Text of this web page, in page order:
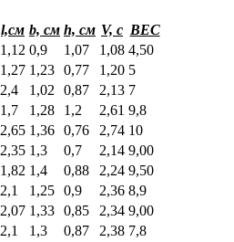
l,см b, см h, см V, с ВЕС
1,12 0,9 1,07 1,08 4,50
1,27 1,23 0,77 1,20 5
2,4 1,02 0,87 2,13 7
1,7 1,28 1,2 2,61 9,8
2,65 1,36 0,76 2,74 10
2,35 1,3 0,7 2,14 9,00
1,82 1,4 0,88 2,24 9,50
2,1 1,25 0,9 2,36 8,9
2,07 1,33 0,85 2,34 9,00
2,1 1,3 0,87 2,38 7,8